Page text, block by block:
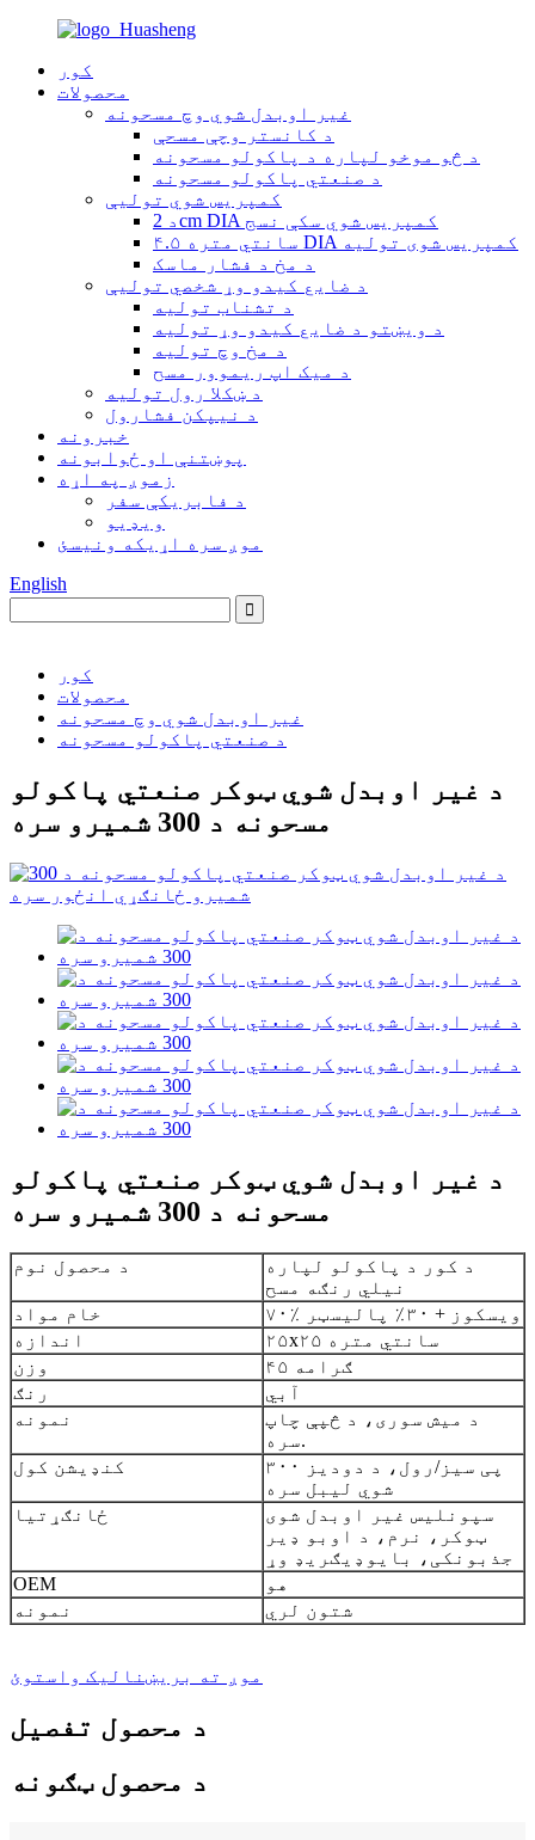
کور
محصولات
غیر اوبدل شوي وچ مسحونه
د کانستر وچې مسحې
د څو موخو لپاره د پاکولو مسحونه
د صنعتي پاکولو مسحونه
کمپریس شوي تولیې
د 2cm DIA کمپریس شوي سکې نسج
۴.۵ سانتي متره DIA کمپریس شوی تولیه
د مخ د فشار ماسک
د ضایع کیدو وړ شخصي تولیې
د تشناب تولیه
د ویښتو د ضایع کیدو وړ تولیه
د مخ وچ تولیه
د میک اپ ریموور مسح
د ښکلا رول تولیه
د نیپکن فشارول
خبرونه
پوښتنې او ځوابونه
زموږ په اړه
د فابریکې سفر
ویډیو
موږ سره اړیکه ونیسئ
English
کور
محصولات
غیر اوبدل شوي وچ مسحونه
د صنعتي پاکولو مسحونه
د غیر اوبدل شوي ټوکر صنعتي پاکولو
مسحونه د 300 شمیرو سره
د غیر اوبدل شوي ټوکر صنعتي پاکولو
مسحونه د 300 شمیرو سره
د محصول نوم
د کور د پاکولو لپاره
نیلي رنګه مسح
خام مواد
۷۰٪ ویسکوز + ۳۰٪ پالیسټر
اندازه
۲۵x۲۵ سانتي متره
وزن
۴۵ ګرامه
رنګ
آبي
نمونه
د میش سوری، د څپې چاپ
سره.
کنډیشن کول
۳۰۰ پی سیز/رول، د دودیز
شوي لیبل سره
ځانګړتیا
سپونلیس غیر اوبدل شوی
ټوکر، نرم، د اوبو ډیر
جذبونکی، بایوډیګریډ وړ
OEM
هو
نمونه
شتون لري
موږ ته بریښنالیک واستوئ
د محصول تفصیل
د محصول ټګونه